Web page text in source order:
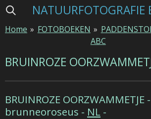
Ga
naar
hoofdinhoud
NATUURFOTOGRAFIE
Home » FOTOBOEKEN »
ABC
BRUINROZE
BRUINROZE OORZWAMMETJE -
brunneoroseus - NL -